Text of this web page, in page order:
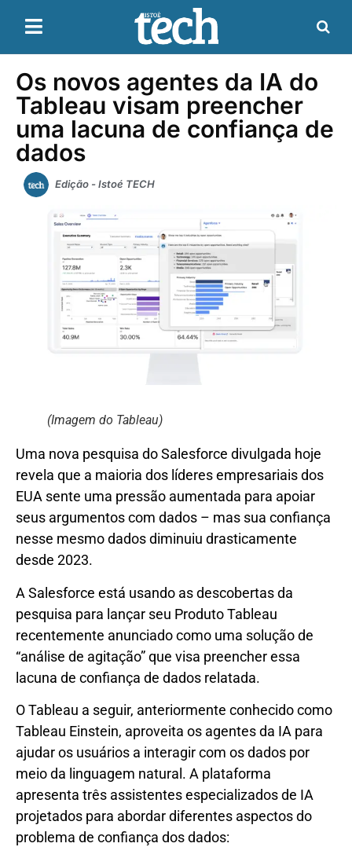
Os novos agentes da IA ​​do
Tableau visam preencher
uma lacuna de confiança de
dados
Edição - Istoé TECH
(Imagem do Tableau)
Uma nova pesquisa do Salesforce divulgada hoje
revela que a maioria dos líderes empresariais dos
EUA sente uma pressão aumentada para apoiar
seus argumentos com dados – mas sua confiança
nesse mesmo dados diminuiu drasticamente
desde 2023.
A Salesforce está usando as descobertas da
pesquisa para lançar seu Produto Tableau
recentemente anunciado como uma solução de
“análise de agitação” que visa preencher essa
lacuna de confiança de dados relatada.
O Tableau a seguir, anteriormente conhecido como
Tableau Einstein, aproveita os agentes da IA ​​para
ajudar os usuários a interagir com os dados por
meio da linguagem natural. A plataforma
apresenta três assistentes especializados de IA
projetados para abordar diferentes aspectos do
problema de confiança dos dados: